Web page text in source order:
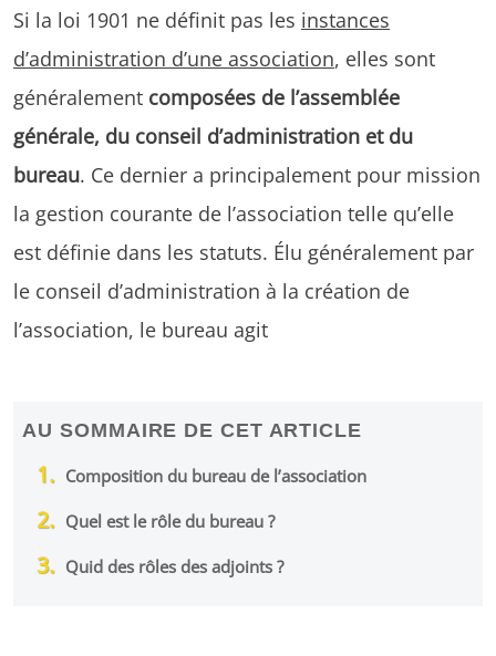
Si la loi 1901 ne définit pas les instances
d’administration d’une association, elles sont
généralement composées de l’assemblée
générale, du conseil d’administration et du
bureau. Ce dernier a principalement pour mission
la gestion courante de l’association telle qu’elle
est définie dans les statuts. Élu généralement par
le conseil d’administration à la création de
l’association, le bureau agit
AU SOMMAIRE DE CET ARTICLE
Composition du bureau de l’association
Quel est le rôle du bureau ?
Quid des rôles des adjoints ?